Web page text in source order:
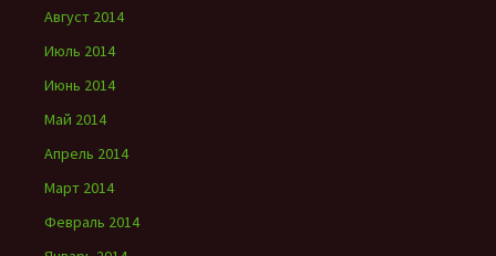
Август 2014
Июль 2014
Июнь 2014
Май 2014
Апрель 2014
Март 2014
Февраль 2014